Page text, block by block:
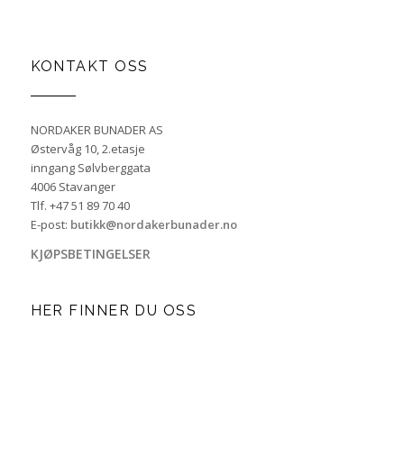
KONTAKT OSS
NORDAKER BUNADER AS
Østervåg 10, 2.etasje
inngang Sølvberggata
4006 Stavanger
Tlf. +47 51 89 70 40
E-post: butikk@nordakerbunader.no
KJØPSBETINGELSER
HER FINNER DU OSS